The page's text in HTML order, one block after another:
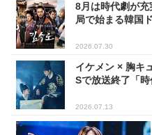
8月は時代劇が
局で始まる韓国
2026.07.30
イケメン × 胸キ
Sで放送終了「
2026.07.13